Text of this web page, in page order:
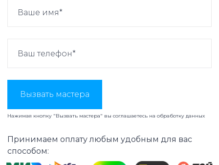
Вызвать мастера
Нажимая кнопку "Вызвать мастера" вы соглашаетесь на обработку данных
Принимаем оплату любым удобным для вас
способом: